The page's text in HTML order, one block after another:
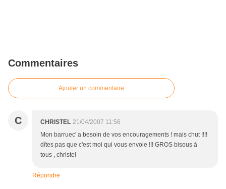
Commentaires
Ajouter un commentaire
C CHRISTEL 21/04/2007 11:56
Mon barruec' a besoin de vos encouragements ! mais chut !!!!
dîtes pas que c'est moi qui vous envoie !!! GROS bisous à
tous , christel
Répondre